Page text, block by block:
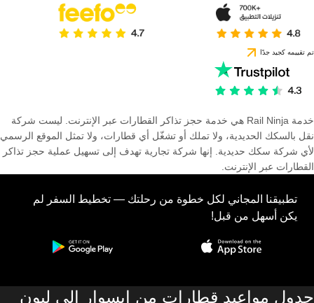
تم تقييمه كجيد جدًا
خدمة Rail Ninja هي خدمة حجز تذاكر القطارات عبر الإنترنت. ليست شركة
نقل بالسكك الحديدية، ولا تملك أو تشغّل أي قطارات، ولا تمثل الموقع الرسمي
لأي شركة سكك حديدية. إنها شركة تجارية تهدف إلى تسهيل عملية حجز تذاكر
القطارات عبر الإنترنت.
تطبيقنا المجاني لكل خطوة من رحلتك — تخطيط السفر لم
يكن أسهل من قبل!
جدول مواعيد قطارات من إيسوار إلى ليون